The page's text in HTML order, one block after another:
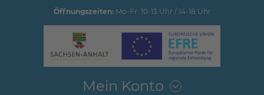
Öffnungszeiten:Mo-Fr: 10-13 Uhr / 14-18 Uhr
Mein Konto